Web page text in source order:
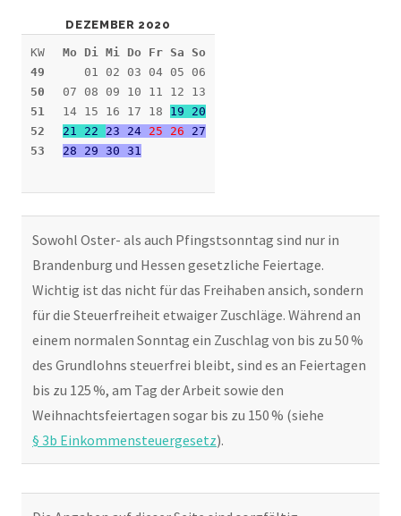
DEZEMBER 2020
KW
49
50
51
52
53
Mo Di Mi Do Fr Sa So
01 02 03 04 05 06
07 08 09 10 11 12 13
14 15 16 17 18 19 20
21 22 23 24 25 26 27
28 29 30 31
Sowohl Oster- als auch Pfingstsonntag sind nur in
Brandenburg und Hessen gesetzliche Feiertage.
Wichtig ist das nicht für das Freihaben ansich, sondern
für die Steuerfreiheit etwaiger Zuschläge. Während an
einem normalen Sonntag ein Zuschlag von bis zu 50 %
des Grundlohns steuerfrei bleibt, sind es an Feiertagen
bis zu 125 %, am Tag der Arbeit sowie den
Weihnachtsfeiertagen sogar bis zu 150 % (siehe
§ 3b Einkommensteuergesetz).